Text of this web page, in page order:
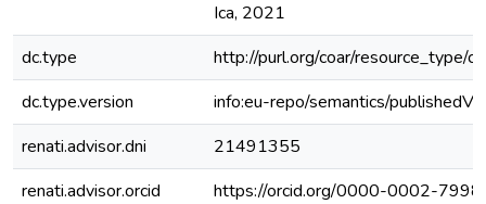
Ica, 2021
dc.type
http://purl.org/coar/resource_type/
dc.type.version
info:eu-repo/semantics/
renati.advisor.dni
21491355
renati.advisor.orcid
https://orcid.org/0000-0002-